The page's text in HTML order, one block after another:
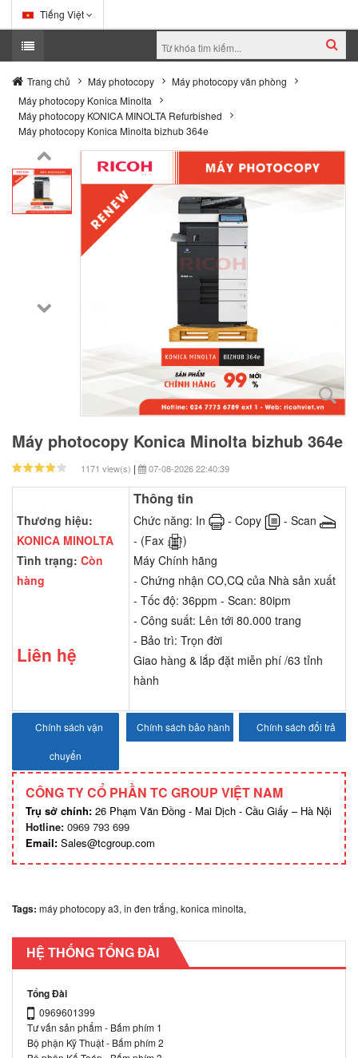
Tiếng Việt
Trang chủ Máy photocopy
Máy photocopy văn phòng
Máy photocopy Konica Minolta
Máy photocopy KONICA MINOLTA Refurbished
Máy photocopy Konica Minolta bizhub 364e
Máy photocopy Konica Minolta bizhub 364e
1171 view(s) | 07-08-2026 22:40:39
Thương hiệu:
KONICA MINOLTA
Tình trạng: Còn
hàng
Liên hệ
Thông tin
Chức năng: In - Copy
- Scan
- (Fax
)
Máy Chính hãng
- Chứng nhận CO,CQ của Nhà sản xuất
- Tốc độ: 36ppm - Scan: 80ipm
- Công suất: Lên tới 80.000 trang
- Bảo trì: Trọn đời
Giao hàng & lắp đặt miễn phí /63 tỉnh
hành
Chính sách vận
chuyển
Chính sách bảo hành Chính sách đổi trả
CÔNG TY CỔ PHẦN TC GROUP VIỆT NAM
Trụ sở chính: 26 Phạm Văn Đồng - Mai Dịch - Cầu Giấy – Hà Nội
Hotline: 0969 793 699
Email: Sales@tcgroup.com
Tags: máy photocopy a3, in đen trắng, konica minolta,
HỆ THỐNG TỔNG ĐÀI
Tổng Đài
0969601399
Tư vấn sản phẩm - Bấm phím 1
Bộ phận Kỹ Thuật - Bấm phím 2